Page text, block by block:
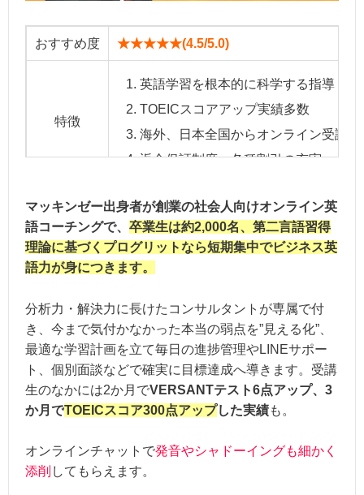
おすすめ度 ★★★★★(4.5/5.0)
特徴
英語学習を根本的に科学する指導
TOEICスコアアップ実績多数
海外、日本全国からオンライン受講可
返金保証制度、各種割引の充実
受講料金
ビジネス英会話コース/初級者コース/
2か月402,600円～＋入会金55,000円
総合評価
講師の質 ：★★★★★
サポート体制：★★★★★＋
費用 ：★★★☆☆
保証の充実度：★★★★★＋
マッキンゼー出身者が創業の社会人向けオンライン英
語コーチングで、 卒業生は約2,000名、第二言語習得
理論に基づくプログリットなら短期集中でビジネス英
語力が身につきます。
分析力・解決力に長けたコンサルタントが専属で付
き、今まで気付かなかった本当の弱点を”見える化”、
最適な学習計画を立て毎日の進捗管理やLINEサポー
ト、個別面談などで確実に目標達成へ導きます。受講
生のなかには2か月でVERSANTテスト6点アップ、3
か月でTOEICスコア300点アップした実績も。
オンラインチャットで発音やシャドーイングも細かく
添削 してもらえます。